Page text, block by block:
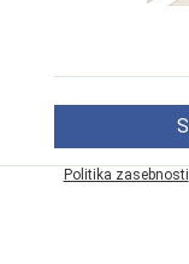
Politika zasebnosti